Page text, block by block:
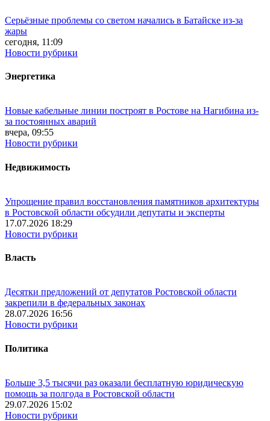
Серьёзные проблемы со светом начались в Батайске из-за
жары
сегодня, 11:09
Новости рубрики
Энергетика
Новые кабельные линии построят в Ростове на Нагибина из-
за постоянных аварий
вчера, 09:55
Новости рубрики
Недвижимость
Упрощение правил восстановления памятников архитектуры
в Ростовской области обсудили депутаты и эксперты
17.07.2026 18:29
Новости рубрики
Власть
Десятки предложений от депутатов Ростовской области
закрепили в федеральных законах
28.07.2026 16:56
Новости рубрики
Политика
Больше 3,5 тысячи раз оказали бесплатную юридическую
помощь за полгода в Ростовской области
29.07.2026 15:02
Новости рубрики